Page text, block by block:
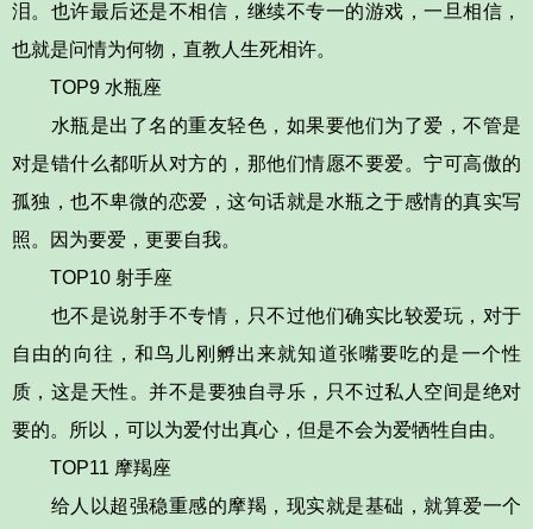
泪。也许最后还是不相信，继续不专一的游戏，一旦相信，
也就是问情为何物，直教人生死相许。
TOP9 水瓶座
水瓶是出了名的重友轻色，如果要他们为了爱，不管是
对是错什么都听从对方的，那他们情愿不要爱。宁可高傲的
孤独，也不卑微的恋爱，这句话就是水瓶之于感情的真实写
照。因为要爱，更要自我。
TOP10 射手座
也不是说射手不专情，只不过他们确实比较爱玩，对于
自由的向往，和鸟儿刚孵出来就知道张嘴要吃的是一个性
质，这是天性。并不是要独自寻乐，只不过私人空间是绝对
要的。所以，可以为爱付出真心，但是不会为爱牺牲自由。
TOP11 摩羯座
给人以超强稳重感的摩羯，现实就是基础，就算爱一个